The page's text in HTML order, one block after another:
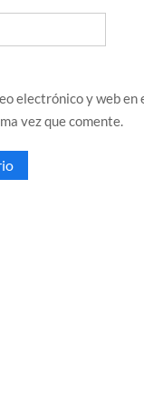
electrónico y web en
vez que comente.